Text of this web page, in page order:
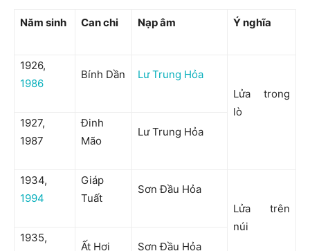
Năm sinh Can chi Nạp âm Ý nghĩa
1926,
1986
Bính Dần
Lư Trung Hỏa
Lửa trong
lò
1927,
1987
Đinh
Mão
Lư Trung Hỏa
1934,
1994
Giáp
Tuất
Sơn Đầu Hỏa
Lửa trên
núi
1935,
Ất Hợi Sơn Đầu Hỏa